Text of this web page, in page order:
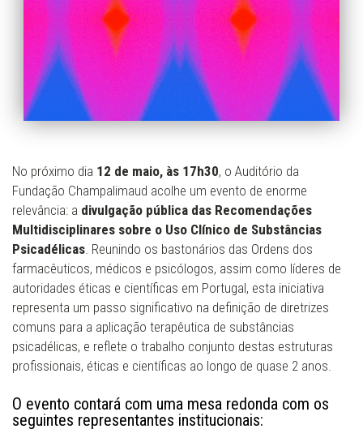
No próximo dia 12 de maio, às 17h30, o Auditório da
Fundação Champalimaud acolhe um evento de enorme
relevância: a divulgação pública das Recomendações
Multidisciplinares sobre o Uso Clínico de Substâncias
Psicadélicas. Reunindo os bastonários das Ordens dos
farmacêuticos, médicos e psicólogos, assim como líderes de
autoridades éticas e científicas em Portugal, esta iniciativa
representa um passo significativo na definição de diretrizes
comuns para a aplicação terapêutica de substâncias
psicadélicas, e reflete o trabalho conjunto destas estruturas
profissionais, éticas e científicas ao longo de quase 2 anos.
O evento contará com uma mesa redonda com os
seguintes representantes institucionais: